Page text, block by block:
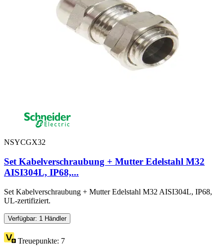
NSYCGX32
Set Kabelverschraubung + Mutter Edelstahl M32
AISI304L, IP68,...
Set Kabelverschraubung + Mutter Edelstahl M32 AISI304L, IP68,
UL-zertifiziert.
Verfügbar: 1 Händler
Treuepunkte: 7